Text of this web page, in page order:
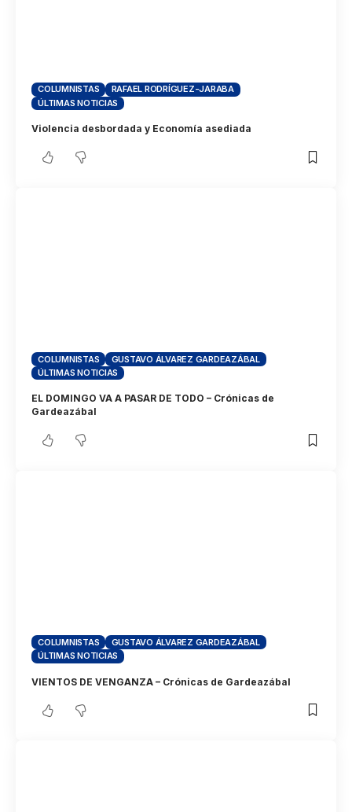
COLUMNISTAS
RAFAEL RODRÍGUEZ-JARABA
ÚLTIMAS NOTICIAS
Violencia desbordada y Economía asediada
COLUMNISTAS
GUSTAVO ÁLVAREZ GARDEAZÁBAL
ÚLTIMAS NOTICIAS
EL DOMINGO VA A PASAR DE TODO – Crónicas de
Gardeazábal
COLUMNISTAS
GUSTAVO ÁLVAREZ GARDEAZÁBAL
ÚLTIMAS NOTICIAS
VIENTOS DE VENGANZA – Crónicas de Gardeazábal